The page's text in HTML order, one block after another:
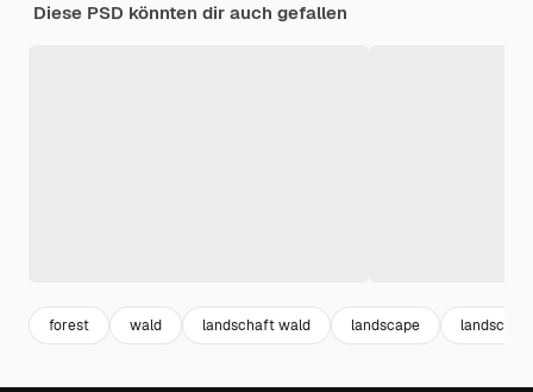
Diese PSD könnten dir auch gefallen
forest wald landschaft wald landscape landschaft